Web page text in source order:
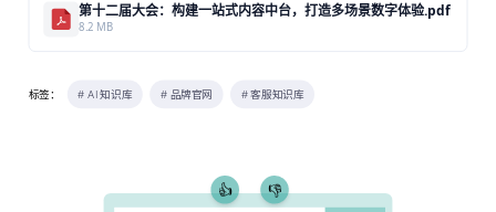
第十二届大会：构建一站式内容中台，打造多场景数字体验.pdf
8.2 MB
标签： # AI 知识库 # 品牌官网 # 客服知识库
👍 👎